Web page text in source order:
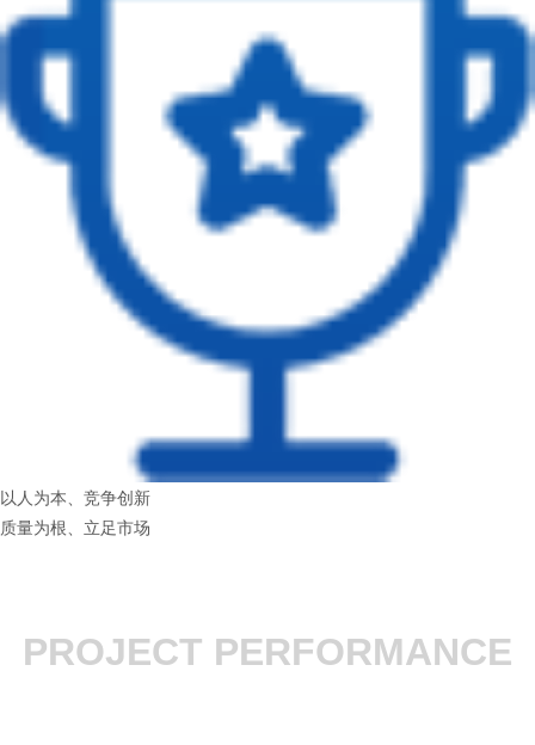
以人为本、竞争创新
质量为根、立足市场
PROJECT PERFORMANCE